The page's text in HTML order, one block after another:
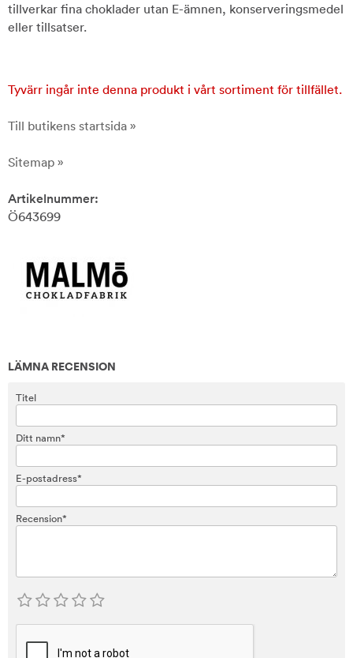
tillverkar fina choklader utan E-ämnen, konserveringsmedel
eller tillsatser.
Tyvärr ingår inte denna produkt i vårt sortiment för tillfället.
Till butikens startsida »
Sitemap »
Artikelnummer:
Ö643699
LÄMNA RECENSION
Titel
Ditt namn*
E-postadress*
Recension*